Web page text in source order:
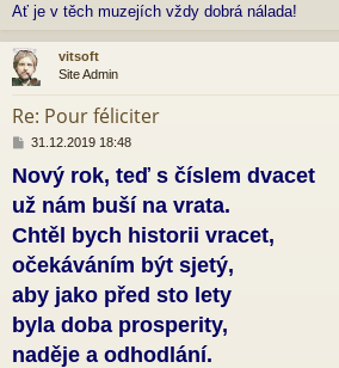
Ať je v těch muzejích vždy dobrá nálada!
vitsoft
Site Admin
Re: Pour féliciter
P
í
s
p
ě
e
k
31.12.2019 18:48
Nový rok, teď s číslem dvacet
už nám buší na vrata.
Chtěl bych historii vracet,
očekáváním být sjetý,
aby jako před sto lety
byla doba prosperity,
naděje a odhodlání.